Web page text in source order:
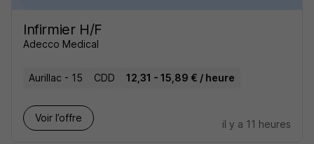
Infirmier H/F
Adecco Medical
Aurillac - 15 CDD 12,31 - 15,89 € / heure
Voir l’offre
il y a 11 heures